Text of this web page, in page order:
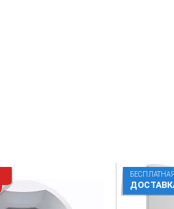
БЕСПЛАТНАЯ